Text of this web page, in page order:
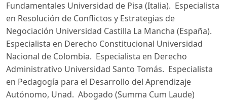
Fundamentales Universidad de Pisa (Italia). Especialista
en Resolución de Conflictos y Estrategias de
Negociación Universidad Castilla La Mancha (España).
Especialista en Derecho Constitucional Universidad
Nacional de Colombia. Especialista en Derecho
Administrativo Universidad Santo Tomás. Especialista
en Pedagogía para el Desarrollo del Aprendizaje
Autónomo, Unad. Abogado (Summa Cum Laude)